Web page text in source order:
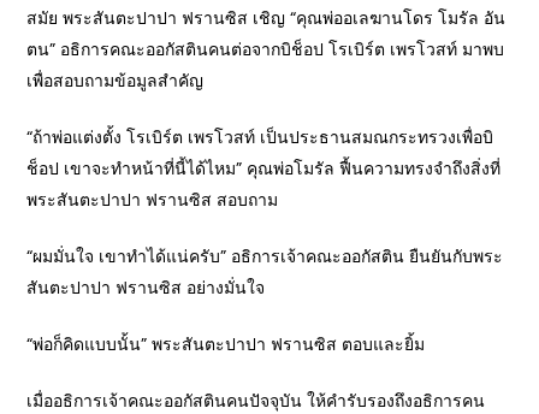
สมัย พระสันตะปาปา ฟรานซิส เชิญ “คุณพ่ออเลฆานโดร โมรัล อัน
ตน” อธิการคณะออกัสตินคนต่อจากบิช็อป โรเบิร์ต เพรโวสท์ มาพบ
เพื่อสอบถามข้อมูลสำคัญ
“ถ้าพ่อแต่งตั้ง โรเบิร์ต เพรโวสท์ เป็นประธานสมณกระทรวงเพื่อบิ
ช็อป เขาจะทำหน้าที่นี้ได้ไหม” คุณพ่อโมรัล ฟื้นความทรงจำถึงสิ่งที่
พระสันตะปาปา ฟรานซิส สอบถาม
“ผมมั่นใจ เขาทำได้แน่ครับ” อธิการเจ้าคณะออกัสติน ยืนยันกับพระ
สันตะปาปา ฟรานซิส อย่างมั่นใจ
“พ่อก็คิดแบบนั้น” พระสันตะปาปา ฟรานซิส ตอบและยิ้ม
เมื่ออธิการเจ้าคณะออกัสตินคนปัจจุบัน ให้คำรับรองถึงอธิการคน